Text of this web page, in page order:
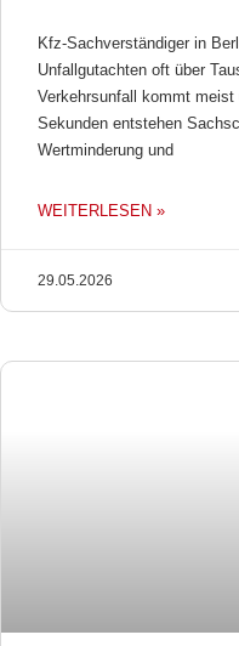
Kfz-Sachverständiger in
Unfallgutachten oft über
Verkehrsunfall kommt meist
Sekunden entstehen
Wertminderung und
WEITERLESEN »
29.05.2026